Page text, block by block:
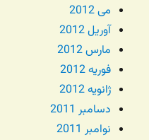
می 2012
آوریل 2012
مارس 2012
فوریه 2012
ژانویه 2012
دسامبر 2011
نوامبر 2011